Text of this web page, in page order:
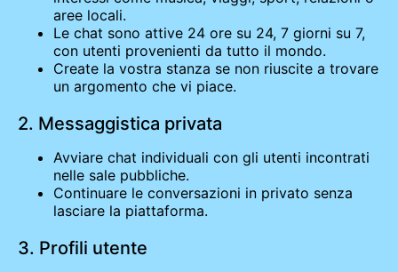
aree locali.
Le chat sono attive 24 ore su 24, 7 giorni su 7,
con utenti provenienti da tutto il mondo.
Create la vostra stanza se non riuscite a trovare
un argomento che vi piace.
2. Messaggistica privata
Avviare chat individuali con gli utenti incontrati
nelle sale pubbliche.
Continuare le conversazioni in privato senza
lasciare la piattaforma.
3. Profili utente